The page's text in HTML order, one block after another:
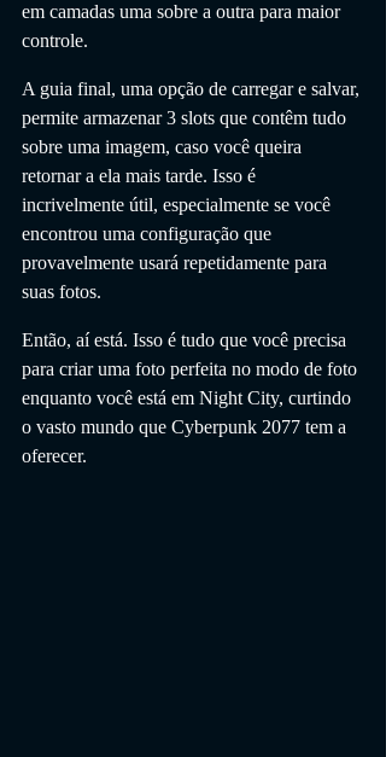
em camadas uma sobre a outra para maior
controle.
A guia final, uma opção de carregar e salvar,
permite armazenar 3 slots que contêm tudo
sobre uma imagem, caso você queira
retornar a ela mais tarde. Isso é
incrivelmente útil, especialmente se você
encontrou uma configuração que
provavelmente usará repetidamente para
suas fotos.
Então, aí está. Isso é tudo que você precisa
para criar uma foto perfeita no modo de foto
enquanto você está em Night City, curtindo
o vasto mundo que Cyberpunk 2077 tem a
oferecer.